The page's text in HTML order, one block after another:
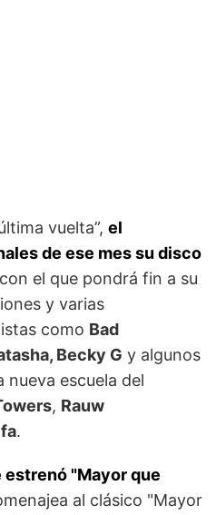
vuelta”, el
de ese mes su disco
el que pondrá fin a su
y varias
como Bad
Becky G y algunos
nueva escuela del
, Rauw
.
estrenó "Mayor que
al clásico "Mayor